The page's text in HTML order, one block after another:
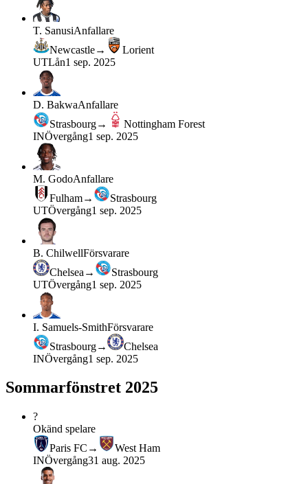
T. SanusiAnfallare
Newcastle→
Lorient
UTLån1 sep. 2025
D. BakwaAnfallare
Strasbourg→
Nottingham Forest
INÖvergång1 sep. 2025
M. GodoAnfallare
Fulham→
Strasbourg
UTÖvergång1 sep. 2025
B. ChilwellFörsvarare
Chelsea →
Strasbourg
UTÖvergång1 sep. 2025
I. Samuels-SmithFörsvarare
Strasbourg→
Chelsea
INÖvergång1 sep. 2025
Sommarfönstret 2025
?
Okänd spelare
Paris FC →
West Ham
INÖvergång31 aug. 2025